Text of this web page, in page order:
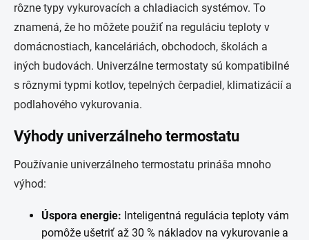
rôzne typy vykurovacích a chladiacich systémov. To
znamená, že ho môžete použiť na reguláciu teploty v
domácnostiach, kanceláriách, obchodoch, školách a
iných budovách. Univerzálne termostaty sú kompatibilné
s rôznymi typmi kotlov, tepelných čerpadiel, klimatizácií a
podlahového vykurovania.
Výhody univerzálneho termostatu
Používanie univerzálneho termostatu prináša mnoho
výhod:
Úspora energie: Inteligentná regulácia teploty vám
pomôže ušetriť až 30 % nákladov na vykurovanie a